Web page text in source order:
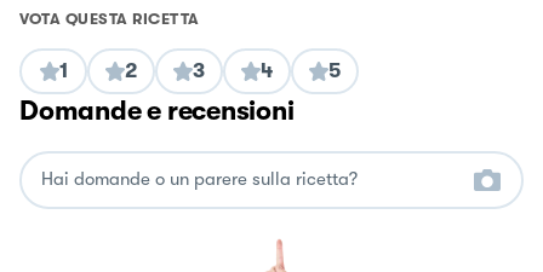
VOTA QUESTA RICETTA
1 2 3 4 5
Domande e recensioni